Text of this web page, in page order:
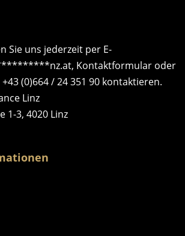
Sie uns jederzeit per E-
nz.at, Kontaktformular oder
+43 (0)664 / 24 351 90 kontaktieren.
Linz
1-3, 4020 Linz